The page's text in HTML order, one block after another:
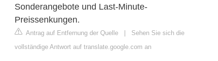
Sonderangebote und Last-Minute-
Preissenkungen.
Antrag auf Entfernung der Quelle | Sehen Sie sich die
vollständige Antwort auf translate.google.com an